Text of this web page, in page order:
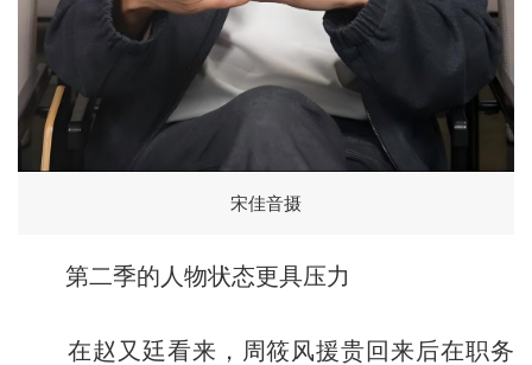
宋佳音摄
第二季的人物状态更具压力
在赵又廷看来，周筱风援贵回来后在职务